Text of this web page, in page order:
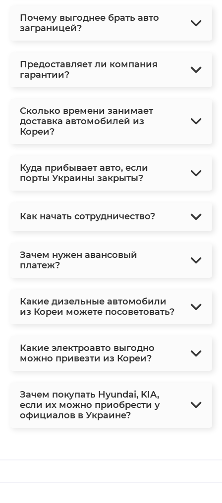
Почему выгоднее брать авто
заграницей?
Предоставляет ли компания
гарантии?
Сколько времени занимает
доставка автомобилей из
Кореи?
Куда прибывает авто, если
порты Украины закрыты?
Как начать сотрудничество?
Зачем нужен авансовый
платеж?
Какие дизельные автомобили
из Кореи можете посоветовать?
Какие электроавто выгодно
можно привезти из Кореи?
Зачем покупать Hyundai, KIA,
если их можно приобрести у
официалов в Украине?